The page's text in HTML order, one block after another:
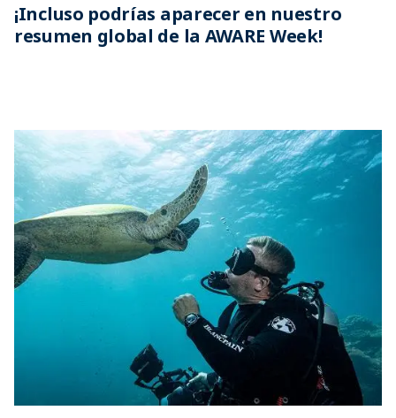
¡Incluso podrías aparecer en nuestro
resumen global de la AWARE Week!